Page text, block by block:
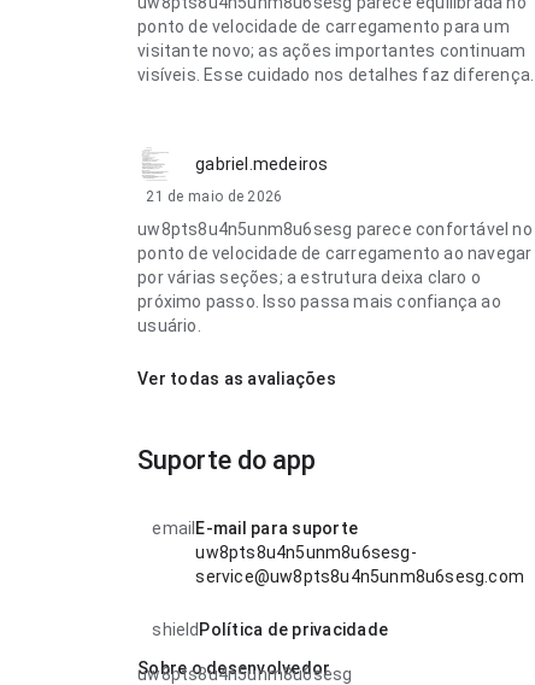
ponto de velocidade de carregamento para um
visitante novo; as ações importantes continuam
visíveis. Esse cuidado nos detalhes faz diferença.
gabriel.medeiros
21 de maio de 2026
uw8pts8u4n5unm8u6sesg parece confortável no
ponto de velocidade de carregamento ao navegar
por várias seções; a estrutura deixa claro o
próximo passo. Isso passa mais confiança ao
usuário.
Ver todas as avaliações
Suporte do app
email E-mail para suporte
uw8pts8u4n5unm8u6sesg-
service@uw8pts8u4n5unm8u6sesg.com
shield Política de privacidade
Sobre o desenvolvedor
uw8pts8u4n5unm8u6sesg